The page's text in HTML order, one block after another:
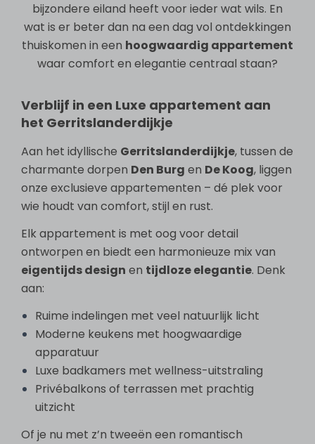
bijzondere eiland heeft voor ieder wat wils. En
wat is er beter dan na een dag vol ontdekkingen
thuiskomen in een hoogwaardig appartement
waar comfort en elegantie centraal staan?
Verblijf in een Luxe appartement aan
het Gerritslanderdijkje
Aan het idyllische Gerritslanderdijkje, tussen de
charmante dorpen Den Burg en De Koog, liggen
onze exclusieve appartementen – dé plek voor
wie houdt van comfort, stijl en rust.
Elk appartement is met oog voor detail
ontworpen en biedt een harmonieuze mix van
eigentijds design en tijdloze elegantie. Denk
aan:
Ruime indelingen met veel natuurlijk licht
Moderne keukens met hoogwaardige
apparatuur
Luxe badkamers met wellness-uitstraling
Privébalkons of terrassen met prachtig
uitzicht
Of je nu met z’n tweeën een romantisch